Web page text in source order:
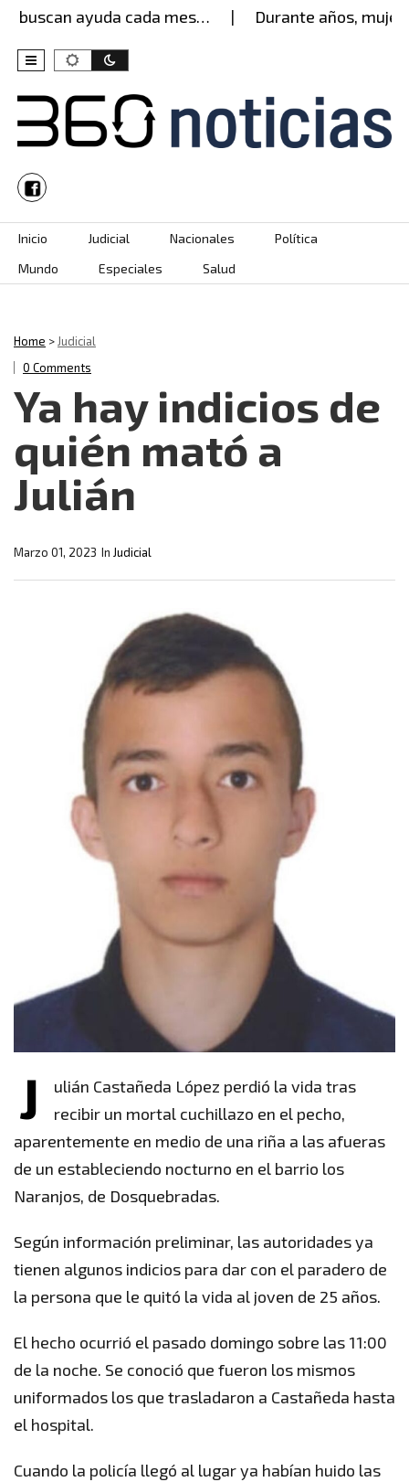
ayuda cada mes… Durante años, mujer
Skip to content
Inicio Judicial Nacionales
Política
Mundo
Especiales Salud
Home >Judicial
0 Comments
Ya hay indicios de
quién mató a
Julián
In Judicial
Marzo 01, 2023
J
ulián Castañeda López perdió la vida tras
recibir un mortal cuchillazo en el pecho,
aparentemente en medio de una riña a las afueras
de un estableciendo nocturno en el barrio los
Naranjos, de Dosquebradas.
Según información preliminar, las autoridades ya
tienen algunos indicios para dar con el paradero de
la persona que le quitó la vida al joven de 25 años.
El hecho ocurrió el pasado domingo sobre las 11:00
de la noche. Se conoció que fueron los mismos
uniformados los que trasladaron a Castañeda hasta
el hospital.
Cuando la policía llegó al lugar ya habían huido las